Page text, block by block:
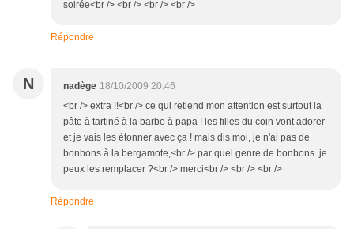
soirée<br /> <br /> <br /> <br />
Répondre
N nadège 18/10/2009 20:46
<br /> extra !!<br /> ce qui retiend mon attention est surtout la
pâte à tartiné à la barbe à papa ! les filles du coin vont adorer
et je vais les étonner avec ça ! mais dis moi, je n'ai pas de
bonbons à la bergamote,<br /> par quel genre de bonbons ,je
peux les remplacer ?<br /> merci<br /> <br /> <br />
Répondre